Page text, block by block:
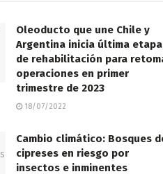
Oleoducto que une Chile y
Argentina inicia última etapa
de rehabilitación para
operaciones en primer
trimestre de 2023
18/07/2022
Cambio climático: Bosques
cipreses en riesgo por
insectos e inminentes